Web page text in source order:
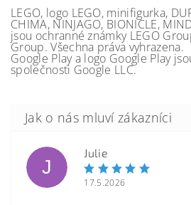
LEGO, logo LEGO, minifigurka,
CHIMA, NINJAGO, BIONICLE,
jsou ochranné známky LEGO
Group. Všechna práva vyhrazena.
Google Play a logo Google Play
společnosti Google LLC.
J
Julie
17.5.2026